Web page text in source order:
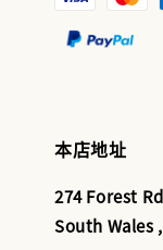
本店地址
274 Forest
South Wales